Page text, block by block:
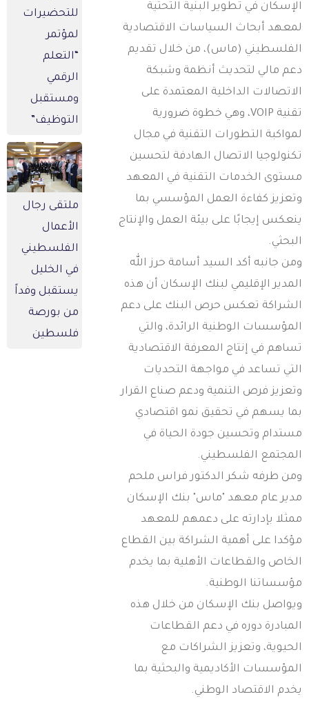
في تطوير البنية التحتية
أبحاث السياسات الاقتصادية
(ماس)، من خلال تقديم
مالي لتحديث أنظمة وشبكة
الداخلية المعتمدة على
تقنية VOIP، وهي خطوة ضرورية
التطورات التقنية في مجال
الاتصال الهادفة لتحسين
الخدمات التقنية في المعهد
كفاءة العمل المؤسسي بما
إيجابًا على بيئة العمل والإنتاج
جانبه أكد السيد أسامة حرز الله
الإقليمي لبنك الإسكان أن هذه
تعكس حرص البنك على دعم
الوطنية الرائدة، والتي
في إنتاج المعرفة الاقتصادية
تساعد في مواجهة التحديات
فرص التنمية ودعم صناع القرار
يسهم في تحقيق نمو اقتصادي
وتحسين جودة الحياة في
الفلسطيني.
طرفه شكر الدكتور فراس ملحم
عام معهد "ماس" بنك الإسكان
بإدارته على دعمهم للمعهد
على أهمية الشراكة بين القطاع
والقطاعات الأهلية بما يخدم
الوطنية.
بنك الإسكان من خلال هذه
دوره في دعم القطاعات
وتعزيز الشراكات مع
الأكاديمية والبحثية بما
الاقتصاد الوطني.
للتحضيرات
لمؤتمر
“التعلم
الرقمي
ومستقبل
التوظيف”
ملتقى رجال
الأعمال
الفلسطيني
في الخليل
يستقبل وفداً
من بورصة
فلسطين